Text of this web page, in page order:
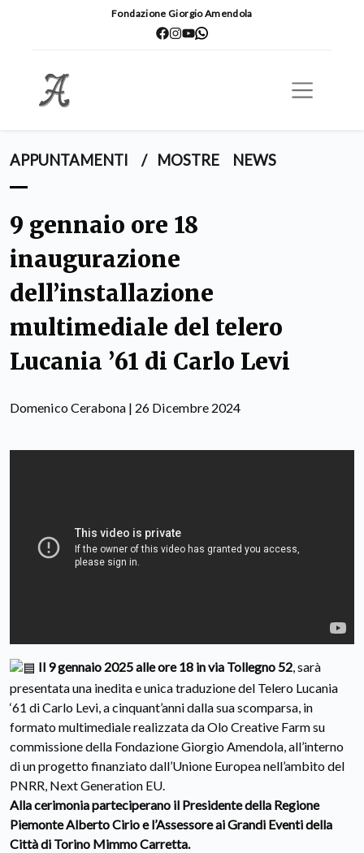
Fondazione Giorgio Amendola
APPUNTAMENTI / MOSTRE NEWS
9 gennaio ore 18
inaugurazione
dell’installazione
multimediale del telero
Lucania ’61 di Carlo Levi
Domenico Cerabona | 26 Dicembre 2024
Il 9 gennaio 2025 alle ore 18 in via Tollegno 52, sarà
presentata una inedita e unica traduzione del Telero Lucania
‘61 di Carlo Levi, a cinquant’anni dalla sua scomparsa, in
formato multimediale realizzata da Olo Creative Farm su
commissione della Fondazione Giorgio Amendola, all’interno
di un progetto finanziato dall’Unione Europea nell’ambito del
PNRR, Next Generation EU.
Alla cerimonia parteciperano il Presidente della Regione
Piemonte Alberto Cirio e l’Assessore ai Grandi Eventi della
Città di Torino Mimmo Carretta.